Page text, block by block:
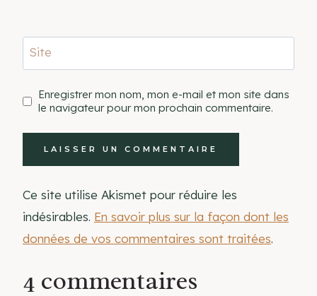
Site
Enregistrer mon nom, mon e-mail et mon site dans
le navigateur pour mon prochain commentaire.
Ce site utilise Akismet pour réduire les
indésirables. En savoir plus sur la façon dont les
données de vos commentaires sont traitées.
4 commentaires